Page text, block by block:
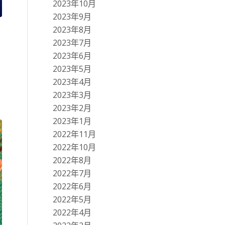
2023年10月
2023年9月
2023年8月
2023年7月
2023年6月
2023年5月
2023年4月
2023年3月
2023年2月
2023年1月
2022年11月
2022年10月
2022年8月
2022年7月
2022年6月
2022年5月
2022年4月